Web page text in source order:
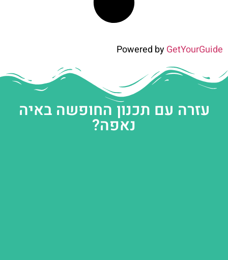
Powered byGetYourGuide
עזרה עם תכנון החופשה באיה
נאפה?